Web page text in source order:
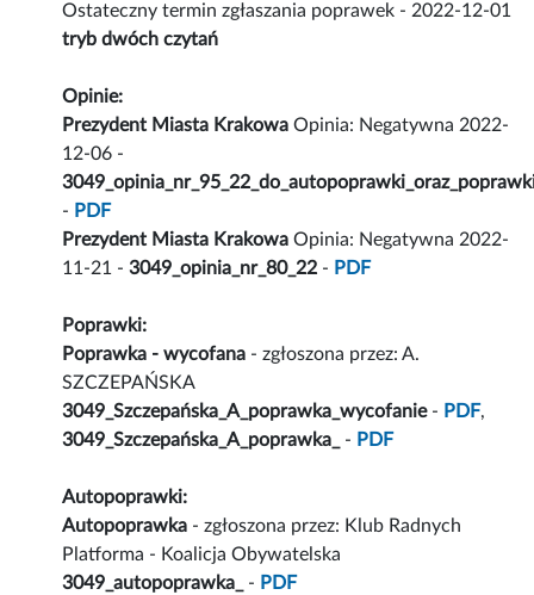
Ostateczny termin zgłaszania poprawek - 2022-12-01
tryb dwóch czytań
Opinie:
Prezydent Miasta Krakowa Opinia: Negatywna 2022-
12-06 -
- PDF
Prezydent Miasta Krakowa Opinia: Negatywna 2022-
11-21 -3049_opinia_nr_80_22 - PDF
Poprawki:
Poprawka - wycofana - zgłoszona przez: A.
SZCZEPAŃSKA
3049_Szczepańska_A_poprawka_wycofanie- PDF,
3049_Szczepańska_A_poprawka_
- PDF
Autopoprawki:
Autopoprawka - zgłoszona przez: Klub Radnych
Platforma - Koalicja Obywatelska
3049_autopoprawka_
- PDF